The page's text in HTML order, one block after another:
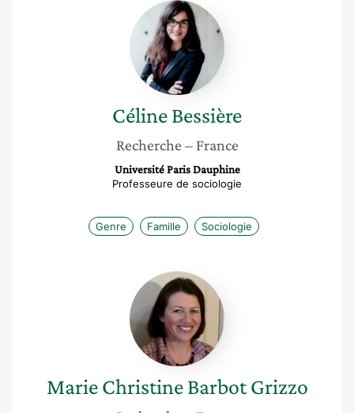
Céline
Bessière
CélineBessière
Recherche – France
Université Paris Dauphine
Professeure de sociologie
Genre Famille Sociologie
Marie
Christine
Barbot
Grizzo
Marie Christine Barbot Grizzo